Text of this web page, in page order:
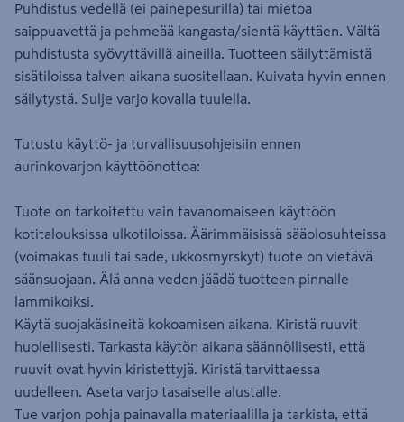
Puhdistus vedellä (ei painepesurilla) tai mietoa
saippuavettä ja pehmeää kangasta/sientä käyttäen. Vältä
puhdistusta syövyttävillä aineilla. Tuotteen säilyttämistä
sisätiloissa talven aikana suositellaan. Kuivata hyvin ennen
säilytystä. Sulje varjo kovalla tuulella.
Tutustu käyttö- ja turvallisuusohjeisiin ennen
aurinkovarjon käyttöönottoa:
Tuote on tarkoitettu vain tavanomaiseen käyttöön
kotitalouksissa ulkotiloissa. Äärimmäisissä sääolosuhteissa
(voimakas tuuli tai sade, ukkosmyrskyt) tuote on vietävä
säänsuojaan. Älä anna veden jäädä tuotteen pinnalle
lammikoiksi.
Käytä suojakäsineitä kokoamisen aikana. Kiristä ruuvit
huolellisesti. Tarkasta käytön aikana säännöllisesti, että
ruuvit ovat hyvin kiristettyjä. Kiristä tarvittaessa
uudelleen. Aseta varjo tasaiselle alustalle.
Tue varjon pohja painavalla materiaalilla ja tarkista, että